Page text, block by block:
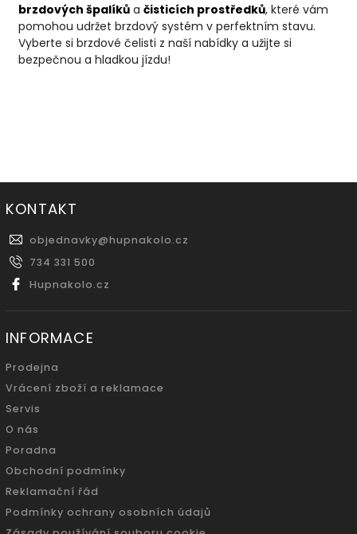
brzdových špalíků a čisticích prostředků, které vám
pomohou udržet brzdový systém v perfektním stavu.
Vyberte si brzdové čelisti z naší nabídky a užijte si
bezpečnou a hladkou jízdu!
KONTAKT
objednavky@hupnakolo.cz
734 331 500
Hupnakolo.cz
INFORMACE
Prodejna
Vrácení zboží a reklamace
Servis
O nás
Poradna
Obchodní podmínky
Reklamační řád
Podmínky ochrany osobních údajů